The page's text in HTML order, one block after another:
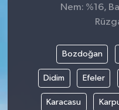
Nem: %16,
Bozdoğan
Didim Efeler
Karacasu
Düzce
Ekonomi
Genel